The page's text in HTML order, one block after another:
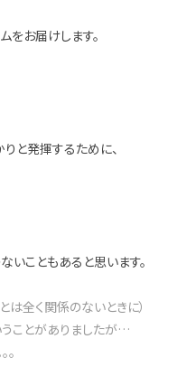
をお届けします。
と発揮するために、
いこともあると思います。
全く関係のないときに）
ことがありましたが…